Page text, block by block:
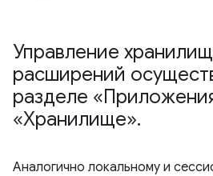
Управление
расширений
разделе
«Хранилище».
Аналогично локальному и